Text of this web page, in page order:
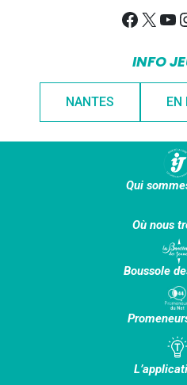
X
INFO
NANTES EN
Qui
Où nous
Boussole